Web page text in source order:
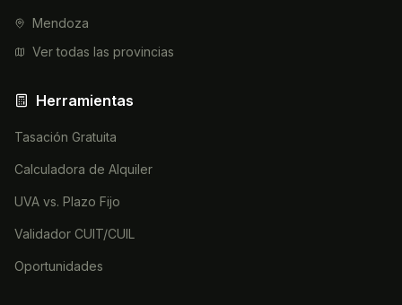
Mendoza
Ver todas las provincias
Herramientas
Tasación Gratuita
Calculadora de Alquiler
UVA vs. Plazo Fijo
Validador CUIT/CUIL
Oportunidades